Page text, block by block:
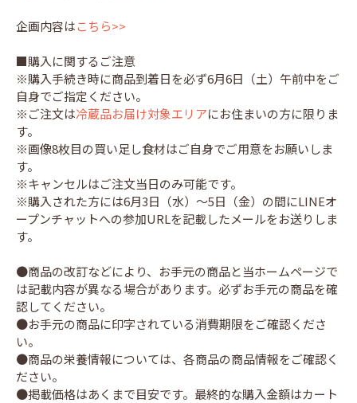
企画内容はこちら>>
■購入に関するご注意
※購入手続き時に商品到着日を必ず6月6日（土）午前中をご
自身でご指定ください。
※ご注文は冷蔵品お届け対象エリアにお住まいの方に限りま
す。
※画像8枚目の買い足し食材はご自身でご用意をお願いしま
す。
※キャンセルはご注文当日のみ可能です。
※購入された方には6月3日（水）～5日（金）の間にLINEオ
ープンチャットへの参加URLを記載したメールをお送りしま
す。
●商品の改訂などにより、お手元の商品と当ホームページで
は記載内容が異なる場合があります。必ずお手元の商品を確
認してください。
●お手元の商品に印字されている消費期限をご確認くださ
い。
●商品の栄養情報については、各商品の商品情報をご確認く
ださい。
●掲載価格はあくまで目安です。最終的な購入金額はカート